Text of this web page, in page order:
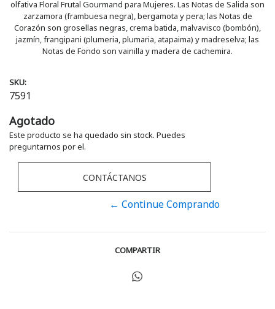
olfativa Floral Frutal Gourmand para Mujeres. Las Notas de Salida son
zarzamora (frambuesa negra), bergamota y pera; las Notas de
Corazón son grosellas negras, crema batida, malvavisco (bombón),
jazmín, frangipani (plumeria, plumaria, atapaima) y madreselva; las
Notas de Fondo son vainilla y madera de cachemira.
SKU:
7591
Agotado
Este producto se ha quedado sin stock. Puedes
preguntarnos por el.
CONTÁCTANOS
← Continue Comprando
COMPARTIR